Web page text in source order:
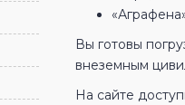
Вы готовы
внеземным
На сайте